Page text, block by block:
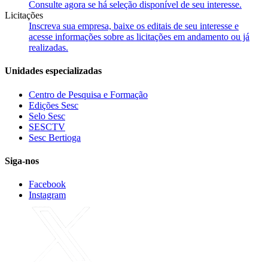
Consulte agora se há seleção disponível de seu interesse.
Licitações
Inscreva sua empresa, baixe os editais de seu interesse e
acesse informações sobre as licitações em andamento ou já
realizadas.
Unidades especializadas
Centro de Pesquisa e Formação
Edições Sesc
Selo Sesc
SESCTV
Sesc Bertioga
Siga-nos
Facebook
Instagram